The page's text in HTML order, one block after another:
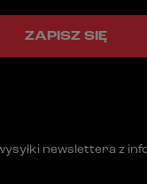
newslettera z
ZAPISZ SIĘ